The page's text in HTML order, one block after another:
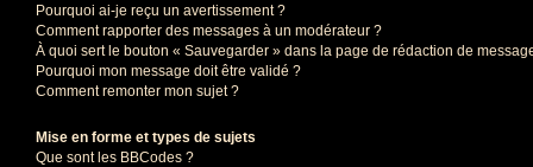
Pourquoi ai-je reçu un avertissement ?
Comment rapporter des messages à un modérateur ?
À quoi sert le bouton « Sauvegarder » dans la page de rédaction de
Pourquoi mon message doit être validé ?
Comment remonter mon sujet ?
Mise en forme et types de sujets
Que sont les BBCodes ?